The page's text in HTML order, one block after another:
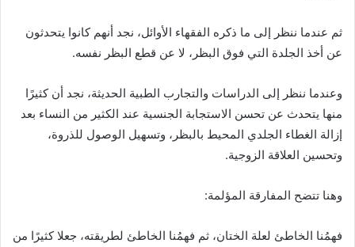
ثم عندما ننظر إلى ما ذكره الفقهاء الأوائل، نجد أنهم كانوا يتحدثون
عن أخذ الجلدة التي فوق البظر، لا عن قطع البظر نفسه.
وعندما ننظر إلى الدراسات والتجارب الطبية الحديثة، نجد أن كثيرًا
منها يتحدث عن تحسن الاستجابة الجنسية عند الكثير من النساء بعد
إزالة الغطاء الجلدي المحيط بالبظر، وتسهيل الوصول للذروة،
وتحسين العلاقة الزوجية.
وهنا تتضح المفارقة المؤلمة:
فهمُنا الخاطئ لعلة الختان، ثم فهمُنا الخاطئ لطريقته، جعلا كثيرًا من